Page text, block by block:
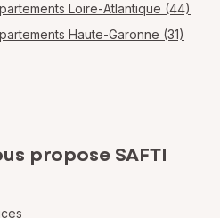
Loire-Atlantique (44)
Haute-Garonne (31)
propose SAFTI